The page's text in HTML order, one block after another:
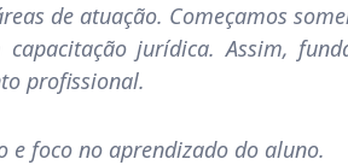
de atuação. Começamos
jurídica. Assim,
profissional.
e foco no aprendizado do aluno.